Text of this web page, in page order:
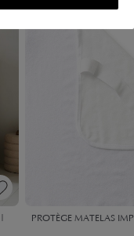
PROTÈGE MATELAS​